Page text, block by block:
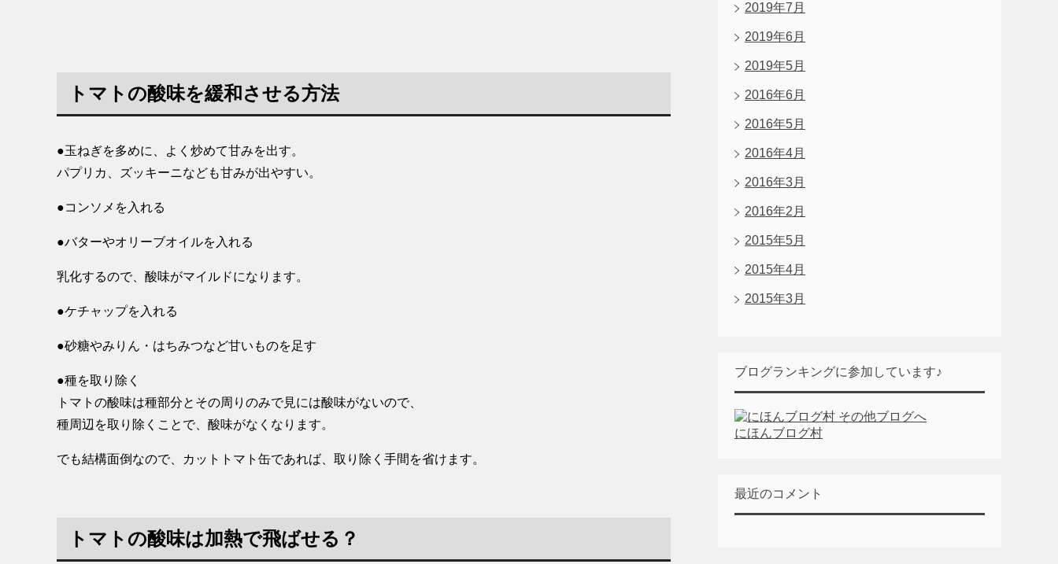
トマトの酸味を緩和させる方法
●玉ねぎを多めに、よく炒めて甘みを出す。
パプリカ、ズッキーニなども甘みが出やすい。
●コンソメを入れる
●バターやオリーブオイルを入れる
乳化するので、酸味がマイルドになります。
●ケチャップを入れる
●砂糖やみりん・はちみつなど甘いものを足す
●種を取り除く
トマトの酸味は種部分とその周りのみで見には酸味がないので、
種周辺を取り除くことで、酸味がなくなります。
でも結構面倒なので、カットトマト缶であれば、取り除く手間を省けます。
トマトの酸味は加熱で飛ばせる？
2019年7月
2019年6月
2019年5月
2016年6月
2016年5月
2016年4月
2016年3月
2016年2月
2015年5月
2015年4月
2015年3月
ブログランキングに参加しています♪
にほんブログ村
最近のコメント